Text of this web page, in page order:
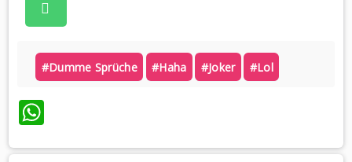
#dumme Sprüche #haha #joker #lol
WhatsApp